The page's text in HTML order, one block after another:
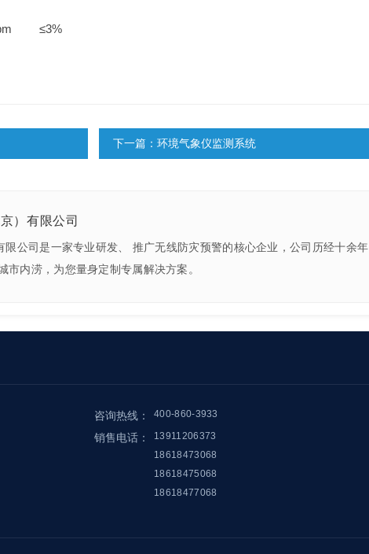
≤3%
下一篇：环境气象仪监测系统
）有限公司
限公司是一家专业研发、 推广无线防灾预警的核心企业，公司历经十余年
市内涝，为您量身定制专属解决方案。
咨询热线： 400-860-3933
销售电话：
13911206373
18618473068
18618475068
18618477068